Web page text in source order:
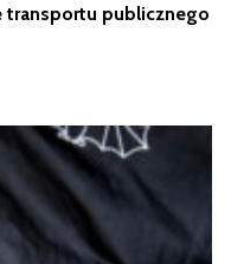
transportu publicznego